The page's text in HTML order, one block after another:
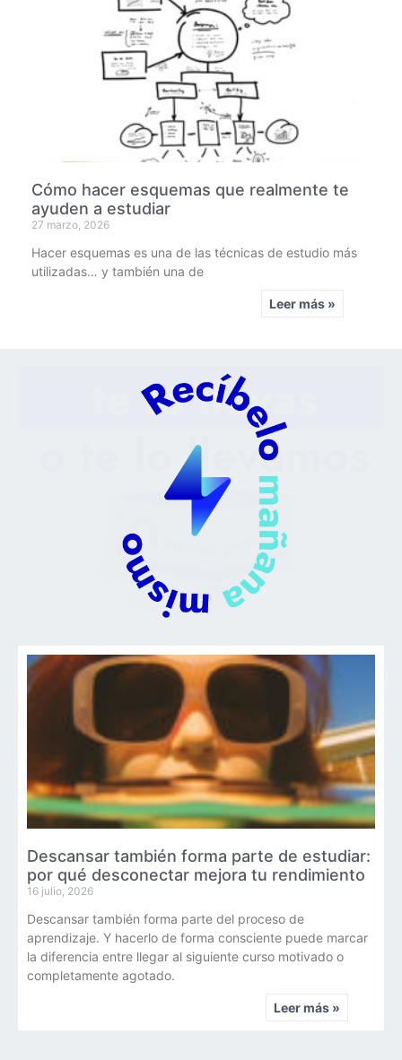
Cómo hacer esquemas que realmente te
ayuden a estudiar
27 marzo, 2026
Hacer esquemas es una de las técnicas de estudio más
utilizadas… y también una de
Leer más »
Descansar también forma parte de estudiar:
por qué desconectar mejora tu rendimiento
16 julio, 2026
Descansar también forma parte del proceso de
aprendizaje. Y hacerlo de forma consciente puede marcar
la diferencia entre llegar al siguiente curso motivado o
completamente agotado.
Leer más »